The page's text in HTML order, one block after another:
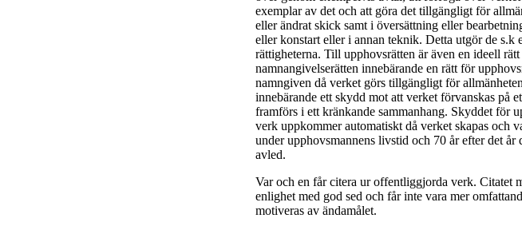
exemplar av det och att göra det tillgängligt för
eller ändrat skick samt i översättning eller
eller konstart eller i annan teknik. Detta utgör de s.k
rättigheterna. Till upphovsrätten är även en ideell
namnangivelserätten innebärande en rätt för
namngiven då verket görs tillgängligt för
innebärande ett skydd mot att verket förvanskas på
framförs i ett kränkande sammanhang. Skyddet för
verk uppkommer automatiskt då verket skapas och
under upphovsmannens livstid och 70 år efter det år
avled.
Var och en får citera ur offentliggjorda verk. Citatet
enlighet med god sed och får inte vara mer
motiveras av ändamålet.